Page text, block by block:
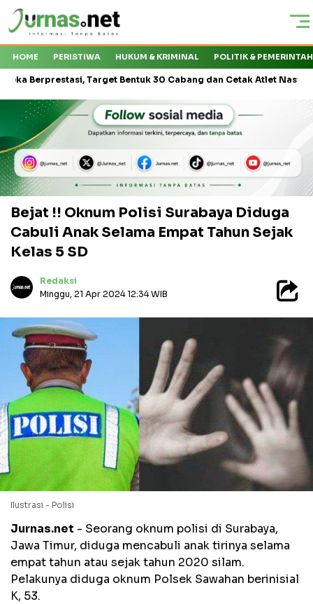
HOME PERISTIWA HUKUM & KRIMINAL POLITIK &
Target Bentuk 30 Cabang dan Cetak Atlet Nasional
Bejat !! Oknum Polisi Surabaya Diduga
Cabuli Anak Selama Empat Tahun Sejak
Kelas 5 SD
Redaksi
Minggu, 21 Apr 2024 12:34 WIB
Ilustrasi - Polisi
Jurnas.net - Seorang oknum polisi di Surabaya,
Jawa Timur, diduga mencabuli anak tirinya selama
empat tahun atau sejak tahun 2020 silam.
Pelakunya diduga oknum Polsek Sawahan berinisial
K, 53.